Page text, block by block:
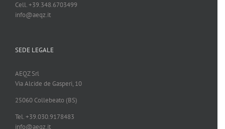
Cell. +39.348.6703499
info@aeqz.it
SEDE LEGALE
AEQZ Srl
Via Alcide de Gasperi, 10
25060 Collebeato (BS)
Tel. +39.030.9178483
info@aeqz.it